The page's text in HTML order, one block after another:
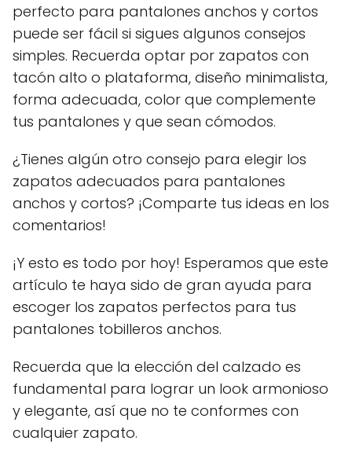
perfecto para pantalones anchos y cortos
puede ser fácil si sigues algunos consejos
simples. Recuerda optar por zapatos con
tacón alto o plataforma, diseño minimalista,
forma adecuada, color que complemente
tus pantalones y que sean cómodos.
¿Tienes algún otro consejo para elegir los
zapatos adecuados para pantalones
anchos y cortos? ¡Comparte tus ideas en los
comentarios!
¡Y esto es todo por hoy! Esperamos que este
artículo te haya sido de gran ayuda para
escoger los zapatos perfectos para tus
pantalones tobilleros anchos.
Recuerda que la elección del calzado es
fundamental para lograr un look armonioso
y elegante, así que no te conformes con
cualquier zapato.